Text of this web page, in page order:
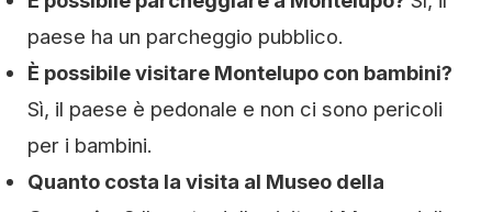
paese ha un parcheggio pubblico.
È possibile visitare Montelupo con bambini?
Sì, il paese è pedonale e non ci sono pericoli
per i bambini.
Quanto costa la visita al Museo della